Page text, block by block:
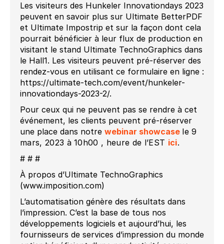
Les visiteurs des Hunkeler Innovationdays 2023
peuvent en savoir plus sur Ultimate BetterPDF
et Ultimate Impostrip et sur la façon dont cela
pourrait bénéficier à leur flux de production en
visitant le stand Ultimate TechnoGraphics dans
le Hall1. Les visiteurs peuvent pré-réserver des
rendez-vous en utilisant ce formulaire en ligne :
https://ultimate-tech.com/event/hunkeler-
innovationdays-2023-2/.
Pour ceux qui ne peuvent pas se rendre à cet
événement, les clients peuvent pré-réserver
une place dans notre webinar showcase le 9
mars, 2023 à 10h00 , heure de l’EST ici.
# # #
À propos d’Ultimate TechnoGraphics
(www.imposition.com)
L’automatisation génère des résultats dans
l’impression. C’est la base de tous nos
développements logiciels et aujourd’hui, les
fournisseurs de services d’impression du monde